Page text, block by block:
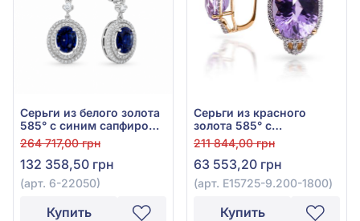
Серьги из белого золота
585° с синим сапфиром
3,84ct и бриллиантами
0,51ct, арт. 6-22050
264 717,00 грн
132 358,50 грн
(арт. 6-22050)
Купить
Серьги из красного
золота 585° с
бриллиантом 0,37ct и
аметистом 10,95ct, арт.
E15725-9.200-1800
211 844,00 грн
63 553,20 грн
(арт. E15725-9.200-1800)
Купить